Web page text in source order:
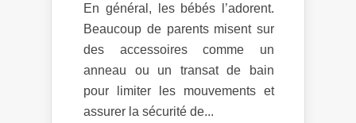
En général, les bébés l’adorent.
Beaucoup de parents misent sur
des accessoires comme un
anneau ou un transat de bain
pour limiter les mouvements et
assurer la sécurité de...